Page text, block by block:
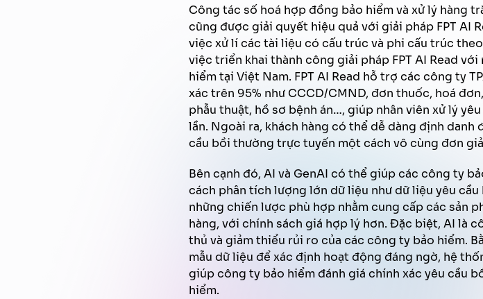
Công tác số hoá hợp đồng bảo hiểm và xử lý hàng
cũng được giải quyết hiệu quả với giải pháp FPT AI
việc xử lí các tài liệu có cấu trúc và phi cấu trúc
việc triển khai thành công giải pháp FPT AI Read
hiểm tại Việt Nam. FPT AI Read hỗ trợ các công ty
xác trên 95% như CCCD/CMND, đơn thuốc, hoá
phẫu thuật, hồ sơ bệnh án…, giúp nhân viên xử lý
lần. Ngoài ra, khách hàng có thể dễ dàng định danh
cầu bồi thường trực tuyến một cách vô cùng đơn
Bên cạnh đó, AI và GenAI có thể giúp các công ty
cách phân tích lượng lớn dữ liệu như dữ liệu yêu
những chiến lược phù hợp nhằm cung cấp các sản
hàng, với chính sách giá hợp lý hơn. Đặc biệt, AI là
thủ và giảm thiểu rủi ro của các công ty bảo hiểm.
mẫu dữ liệu để xác định hoạt động đáng ngờ, hệ
giúp công ty bảo hiểm đánh giá chính xác yêu cầu
hiểm.